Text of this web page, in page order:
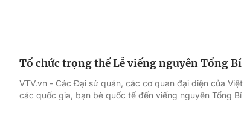
Tổ chức trọng thể Lễ viếng nguyên Tổng
VTV.vn - Các Đại sứ quán, các cơ quan đại diện của
các quốc gia, bạn bè quốc tế đến viếng nguyên Tổng